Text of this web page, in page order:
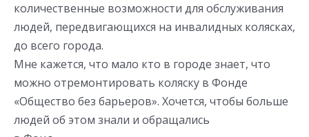
количественные возможности для обслуживания
людей, передвигающихся на инвалидных колясках,
до всего города.
Мне кажется, что мало кто в городе знает, что
можно отремонтировать коляску в Фонде
«Общество без барьеров». Хочется, чтобы больше
людей об этом знали и обращались